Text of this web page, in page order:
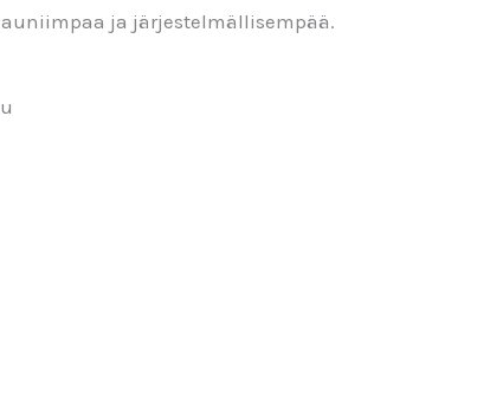
ja järjestelmällisempää.